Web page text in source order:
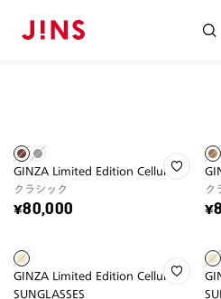
GINZA Limited Edition Celluloid
クラシック
¥80,000
ク
GINZA Limited Edition Celluloid
SUNGLASSES